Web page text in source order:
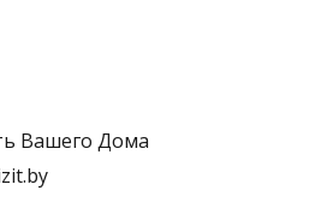
Вашего Дома